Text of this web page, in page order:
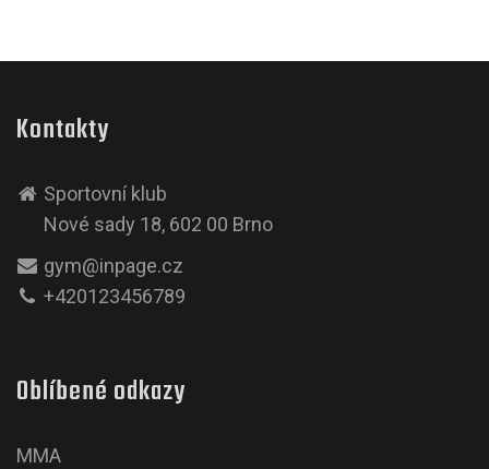
Kontakty
Sportovní klub
Nové sady 18, 602 00 Brno
gym@inpage.cz
+420123456789
Oblíbené odkazy
MMA